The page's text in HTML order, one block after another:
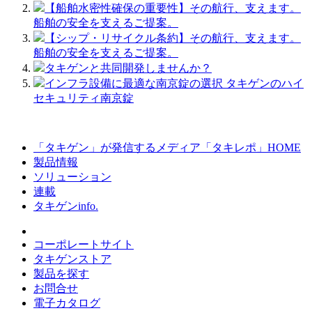
【船舶水密性確保の重要性】その航行、支えます。
船舶の安全を支えるご提案。
【シップ・リサイクル条約】その航行、支えます。
船舶の安全を支えるご提案。
タキゲンと共同開発しませんか？
インフラ設備に最適な南京錠の選択 タキゲンのハイ
セキュリティ南京錠
「タキゲン」が発信するメディア「タキレポ」HOME
製品情報
ソリューション
連載
タキゲンinfo.
コーポレートサイト
タキゲンストア
製品を探す
お問合せ
電子カタログ